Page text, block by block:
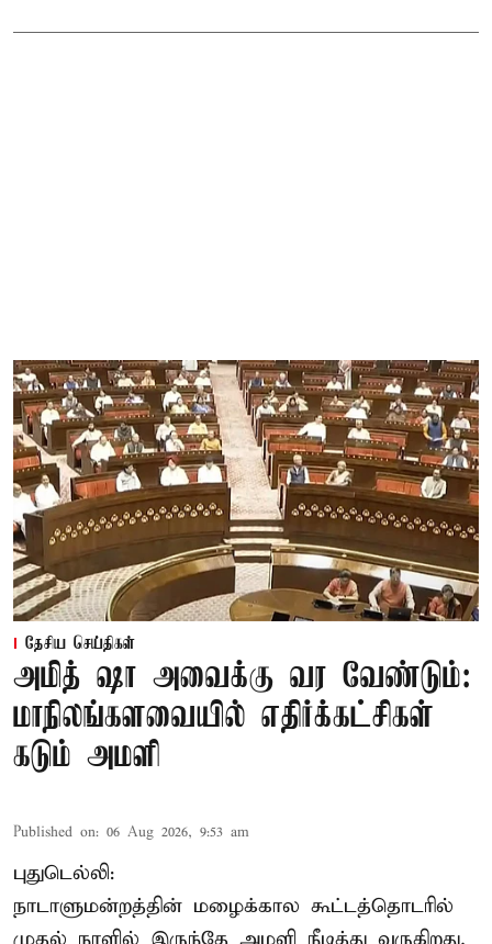
தேசிய செய்திகள்
அமித் ஷா அவைக்கு வர வேண்டும்:
மாநிலங்களவையில் எதிர்க்கட்சிகள்
கடும் அமளி
Published on: 06 Aug 2026, 9:53 am
புதுடெல்லி:
நாடாளுமன்றத்தின் மழைக்கால கூட்டத்தொடரில்